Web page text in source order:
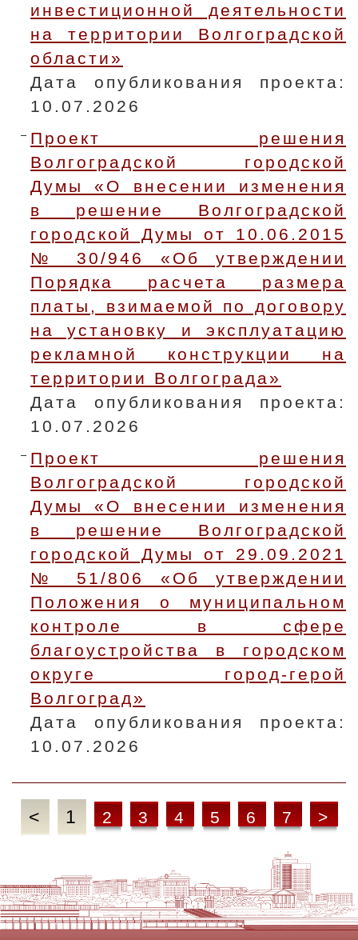
инвестиционной деятельности
на территории Волгоградской
области»
Дата опубликования проекта:
10.07.2026
Проект решения
Волгоградской городской
Думы «О внесении изменения
в решение Волгоградской
городской Думы от 10.06.2015
№ 30/946 «Об утверждении
Порядка расчета размера
платы, взимаемой по договору
на установку и эксплуатацию
рекламной конструкции на
территории Волгограда»
Дата опубликования проекта:
10.07.2026
Проект решения
Волгоградской городской
Думы «О внесении изменения
в решение Волгоградской
городской Думы от 29.09.2021
№ 51/806 «Об утверждении
Положения о муниципальном
контроле в сфере
благоустройства в городском
округе город-герой
Волгоград»
Дата опубликования проекта:
10.07.2026
< 1 2 3 4 5 6 7 >